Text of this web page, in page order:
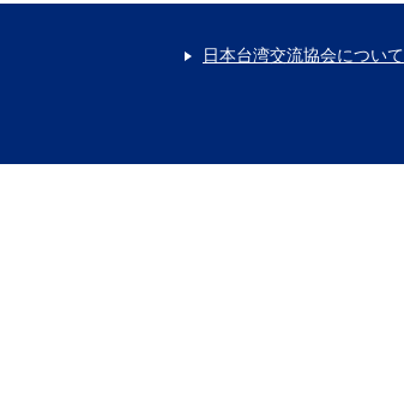
日本台湾交流協会について